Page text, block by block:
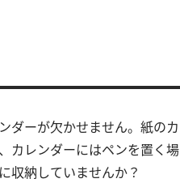
ダーが欠かせません。紙のカ
カレンダーにはペンを置く場
収納していませんか？